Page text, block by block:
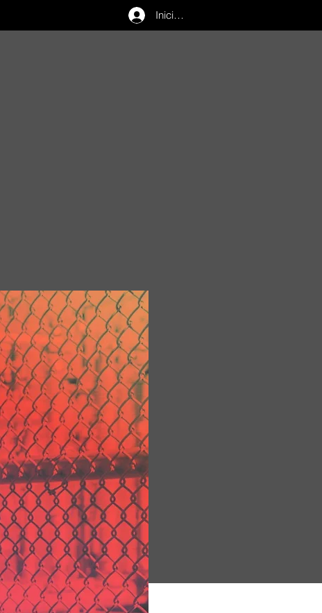
Iniciar sesión